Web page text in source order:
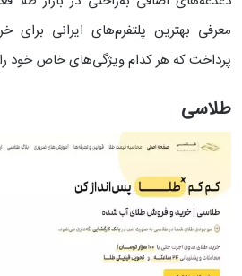
معرفی بهترین پلتفرم‌های ایرانی برای
پرداخت که هر کدام ویژگی‌های خاص خود را
طلاسی